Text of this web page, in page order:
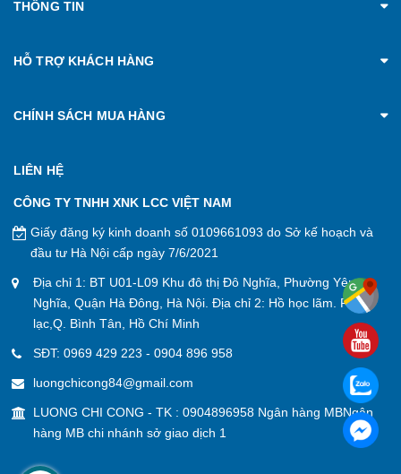
THÔNG TIN
HỖ TRỢ KHÁCH HÀNG
CHÍNH SÁCH MUA HÀNG
LIÊN HỆ
CÔNG TY TNHH XNK LCC VIỆT NAM
Giấy đăng ký kinh doanh số 0109661093 do Sở kế hoạch và
đầu tư Hà Nội cấp ngày 7/6/2021
Địa chỉ 1: BT U01-L09 Khu đô thị Đô Nghĩa, Phường Yên
Nghĩa, Quận Hà Đông, Hà Nội. Địa chỉ 2: Hồ học lãm. P. An
lạc,Q. Bình Tân, Hồ Chí Minh
SĐT: 0969 429 223 - 0904 896 958
luongchicong84@gmail.com
LUONG CHI CONG - TK : 0904896958 Ngân hàng MBNgân
hàng MB chi nhánh sở giao dịch 1